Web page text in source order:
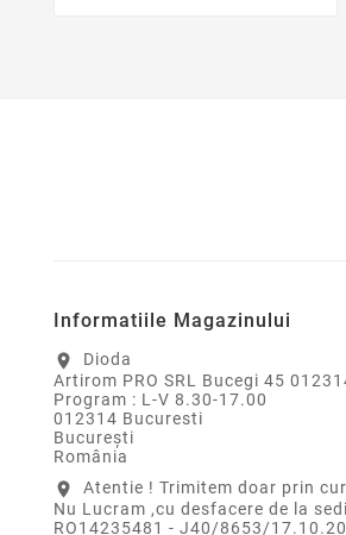
Informatiile Magazinului
location_on
Dioda
Artirom PRO SRL Bucegi 45
Program : L-V 8.30-17.00
012314 Bucuresti
Bucureşti
România
location_on
Atentie ! Trimitem doar prin
Nu Lucram ,cu desfacere de la
RO14235481 - J40/8653/